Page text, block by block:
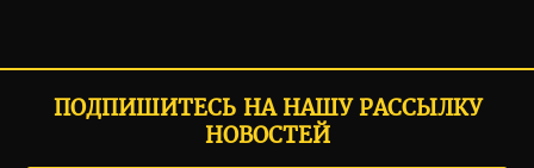
ПОДПИШИТЕСЬ НА НАШУ РАССЫЛКУ
НОВОСТЕЙ